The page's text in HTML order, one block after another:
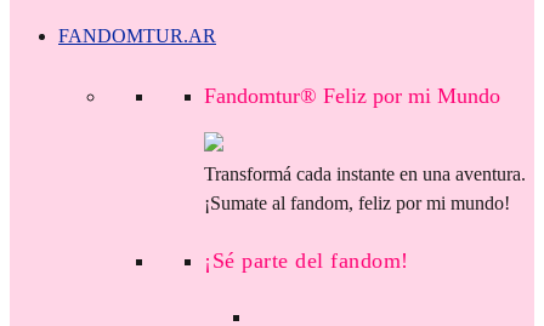
FANDOMTUR.AR
Fandomtur® Feliz por mi Mundo
Transformá cada instante en una aventura.
¡Sumate al fandom, feliz por mi mundo!
¡Sé parte del fandom!